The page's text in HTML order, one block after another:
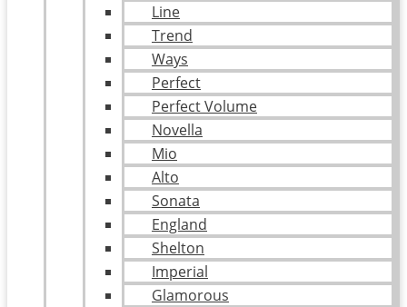
Line
Trend
Ways
Perfect
Perfect Volume
Novella
Mio
Alto
Sonata
England
Shelton
Imperial
Glamorous